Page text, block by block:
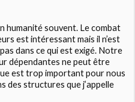
humanité souvent. Le combat
est intéressant mais il n’est
dans ce qui est exigé. Notre
dépendantes ne peut être
est trop important pour nous
des structures que j’appelle